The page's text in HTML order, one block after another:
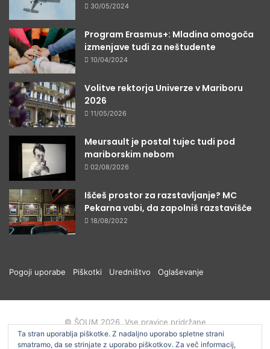
30/05/2024
Program Erasmus+: Mladina omogoča
izmenjave tudi za neštudente
10/04/2024
Volitve rektorja Univerze v Mariboru
2026
11/05/2026
Meursault je postal tujec tudi pod
mariborskim nebom
02/08/2026
Iščeš prostor za razstavljanje? MC
Pekarna vabi, da zapolniš razstavišče
18/08/2022
Pogoji uporabe Piškotki Uredništvo Oglaševanje
© ŠOUM 2026, Vse pravice pridržane
Ta stran uporablja piškotke. Z nadaljno uporabo spletne strani
smatramo, da se strinjate z uporabo piškotkov. Za več informacij,